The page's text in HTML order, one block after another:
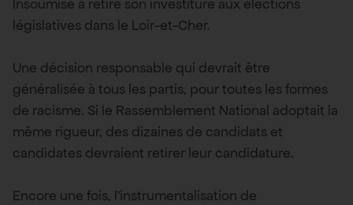
Insoumise a retiré son investiture aux élections
législatives dans le Loir-et-Cher.
Une décision responsable qui devrait être
généralisée à tous les partis, pour toutes les formes
de racisme. Si le Rassemblement National adoptait la
même rigueur, des dizaines de candidats et
candidates devraient retirer leur candidature.
Encore une fois, l’instrumentalisation de